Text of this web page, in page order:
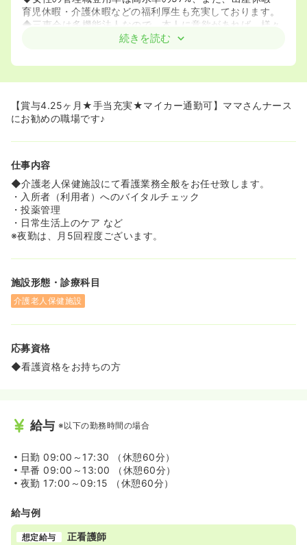
育児休暇・介護休暇などの福利厚生も充実しております。
◆三恵会は多機能法人なので、本人に意欲があれば、様々
な施設の経験ができます。続きを読む
【賞与4.25ヶ月★手当充実★マイカー通勤可】ママさんナース
にお勧めの職場です♪
仕事内容
◆介護老人保健施設にて看護業務全般をお任せ致します。
・入所者（利用者）へのバイタルチェック
・投薬管理
・日常生活上のケア など
※夜勤は、月5回程度ございます。
施設形態・診療科目
介護老人保健施設
応募資格
◆看護資格をお持ちの方
給与 ※以下の勤務時間の場合
日勤 09:00～17:30 （休憩60分）
早番 09:00～13:00 （休憩60分）
夜勤 17:00～09:15 （休憩60分）
給与例
想定給与 正看護師